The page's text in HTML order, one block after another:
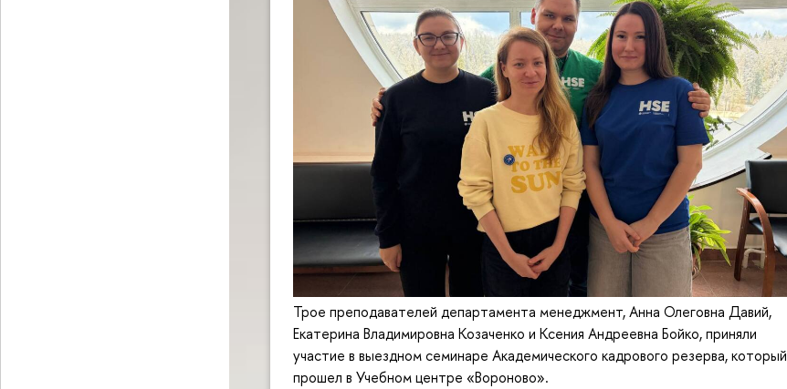
Трое преподавателей департамента менеджмент, Анна Олеговна Давий,
Екатерина Владимировна Козаченко и Ксения Андреевна Бойко, приняли
участие в выездном семинаре Академического кадрового резерва, который
прошел в Учебном центре «Вороново».